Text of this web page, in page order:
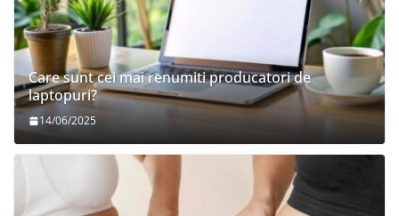
Care sunt cei mai renumiti producatori de
laptopuri?
14/06/2025